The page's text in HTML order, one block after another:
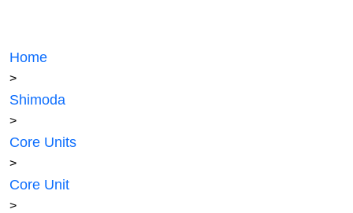
Home
>
Shimoda
>
Core Units
>
Core Unit
>